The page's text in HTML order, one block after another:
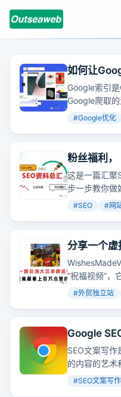
如何让
Google索引
Google爬取
Google索引
#Google优化
粉丝福利，
资料包比
这是一篇汇聚
步一步教你做
做seo十几年
站（产品）定
作技巧、內链
操作发布技巧
推广思路策划
验度提升要
供了很多免
进阶教程、
网站关键词挖
wordpress建
文档、谷歌
#SEO #网
分享一个虚
“祝福视频”，
福牌”这个极
间设置得很聪
制化体验和复
万粉丝、
有在Google
是主要的获客
+社交口碑传
#外贸独立站
Google
巧，让你
SEO文案写
的内容的艺术
而是创造一
#SEO文案写作